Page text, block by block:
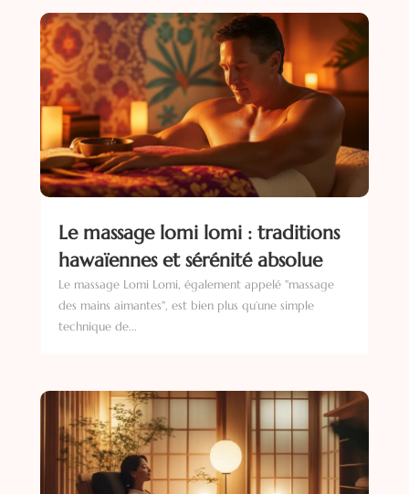
Le massage lomi lomi : traditions
hawaïennes et sérénité absolue
Le massage Lomi Lomi, également appelé "massage
des mains aimantes", est bien plus qu’une simple
technique de...